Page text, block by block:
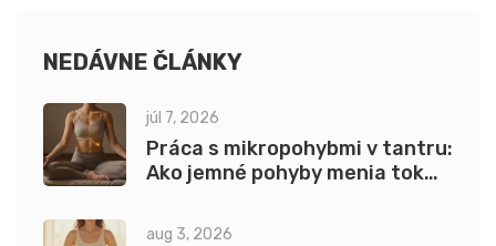
NEDÁVNE ČLÁNKY
júl 7, 2026
Práca s mikropohybmi v tantru:
Ako jemné pohyby menia tok
aug 3, 2026